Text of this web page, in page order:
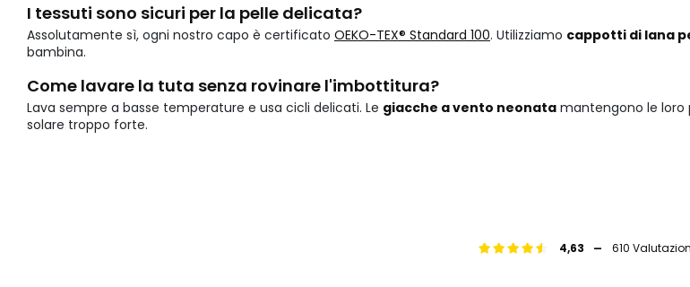
I tessuti sono sicuri per la pelle delicata?
Assolutamente sì, ogni nostro capo è certificato OEKO-TEX® Standard 100. Utilizziamo cappotti di lana
bambina.
Come lavare la tuta senza rovinare l'imbottitura?
Lava sempre a basse temperature e usa cicli delicati. Le giacche a vento neonata mantengono le loro
solare troppo forte.
4,63 - 610